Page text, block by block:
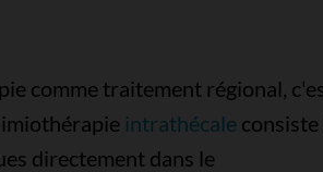
comme traitement régional,
intrathécaleconsiste
directement dans le